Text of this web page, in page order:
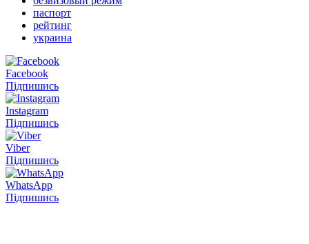
паспорт
рейтинг
украина
Facebook
Підпишись
Instagram
Підпишись
Viber
Підпишись
WhatsApp
Підпишись